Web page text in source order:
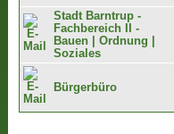
Stadt Barntrup -
Fachbereich II -
Bauen | Ordnung |
Soziales
Bürgerbüro